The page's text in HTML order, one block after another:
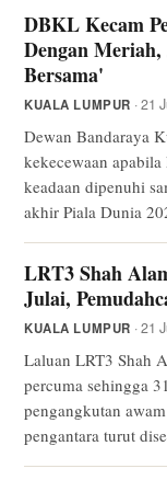
DBKL Kecam
Dengan
Bersama'
KUALA LUMPUR · 21
Dewan Bandaraya
kekecewaan
keadaan dipenuhi
akhir Piala Dunia
LRT3 Shah
Julai,
KUALA LUMPUR · 21
Laluan LRT3 Shah
percuma sehingga
pengangkutan
pengantara turut